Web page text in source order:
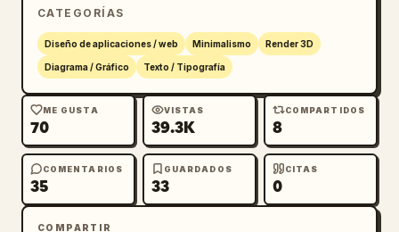
CATEGORÍAS
Diseño de aplicaciones / web Minimalismo Render 3D
Diagrama / Gráfico Texto / Tipografía
ME GUSTA
70
VISTAS
39.3K
COMPARTIDOS
8
COMENTARIOS
35
GUARDADOS
33
CITAS
0
COMPARTIR